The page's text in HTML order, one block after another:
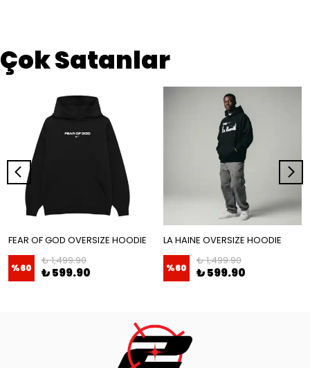
Çok Satanlar
FEAR OF GOD OVERSIZE HOODIE
%60
₺ 1,499.90
₺ 599.90
LA HAINE OVERSIZE HOODIE
%60
₺ 1,499.90
₺ 599.90